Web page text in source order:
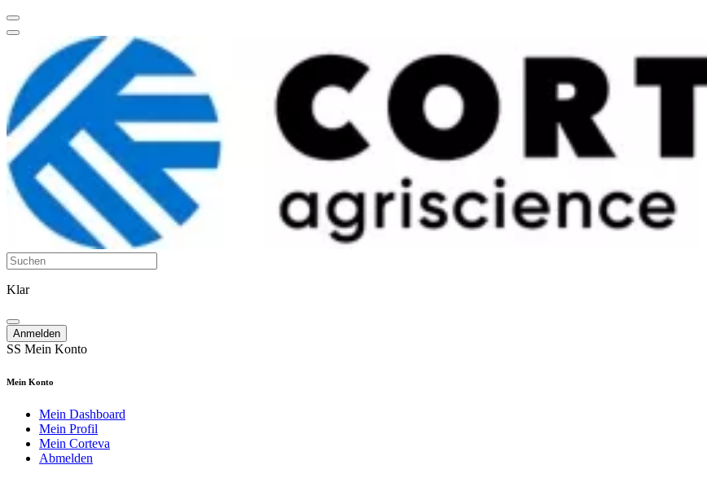
Klar
Anmelden
SS Mein Konto
Mein Konto
Mein Dashboard
Mein Profil
Mein Corteva
Abmelden